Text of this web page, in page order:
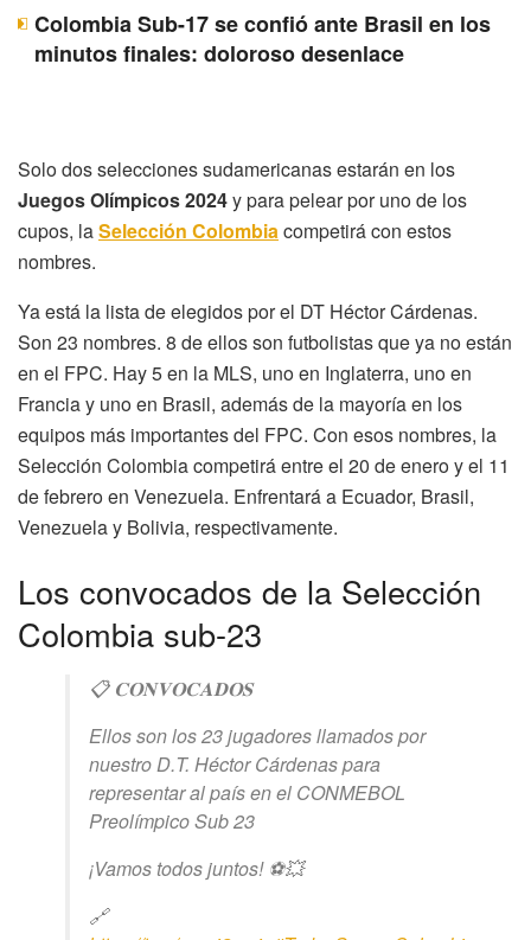
Colombia Sub-17 se confió ante Brasil en los
minutos finales: doloroso desenlace
Solo dos selecciones sudamericanas estarán en los
Juegos Olímpicos 2024y para pelear por uno de los
cupos, laSelección Colombiacompetirá con estos
nombres.
Ya está la lista de elegidos por el DT Héctor Cárdenas.
Son 23 nombres. 8 de ellos son futbolistas que ya no están
en el FPC. Hay 5 en la MLS, uno en Inglaterra, uno en
Francia y uno en Brasil, además de la mayoría en los
equipos más importantes del FPC. Con esos nombres, la
Selección Colombia competirá entre el 20 de enero y el 11
de febrero en Venezuela. Enfrentará a Ecuador, Brasil,
Venezuela y Bolivia, respectivamente.
Los convocados de la Selección
Colombia sub-23
📋 𝐂𝐎𝐍𝐕𝐎𝐂𝐀𝐃𝐎𝐒
Ellos son los 23 jugadores llamados por
nuestro D.T. Héctor Cárdenas para
representar al país en el CONMEBOL
Preolímpico Sub 23
¡Vamos todos juntos! ⚽️💥
🔗